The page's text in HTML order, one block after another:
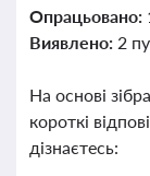
Опрацьовано:
Виявлено: 2
На основі
короткі
дізнаєтесь: